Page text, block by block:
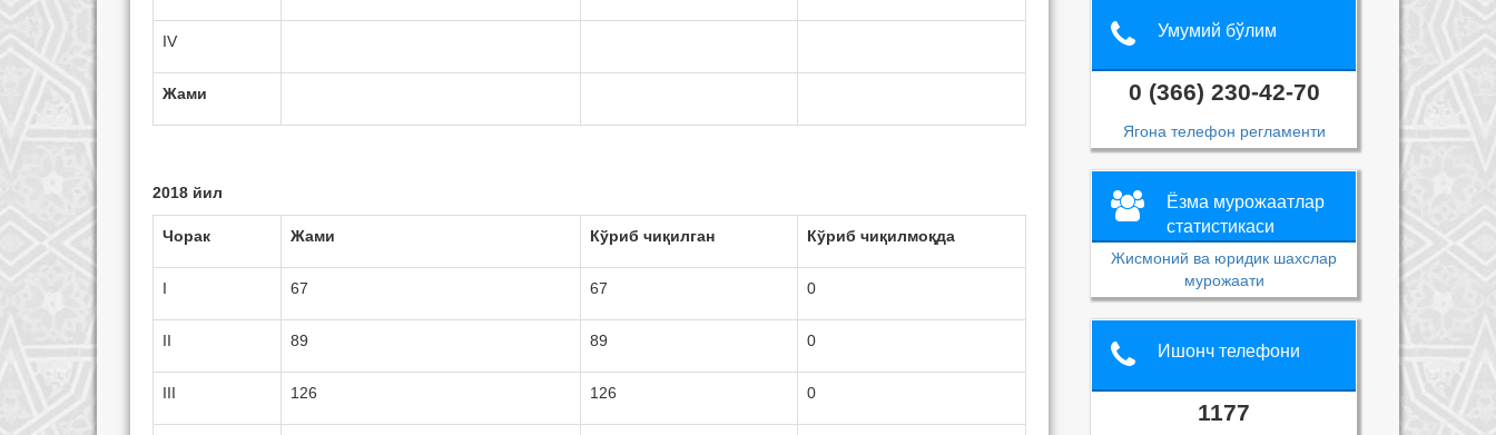
IV
Жами
2018 йил
Чорак Жами Кўриб чиқилган Кўриб чиқилмоқда
I 67 67 0
II 89 89 0
III 126 126 0
Умумий бўлим
0 (366) 230-42-70
Ягона телефон регламенти
Ёзма мурожаатлар
статистикаси
Жисмоний ва юридик шахслар
мурожаати
Ишонч телефони
1177